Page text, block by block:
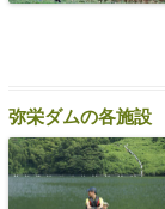
弥栄ダムの各施設